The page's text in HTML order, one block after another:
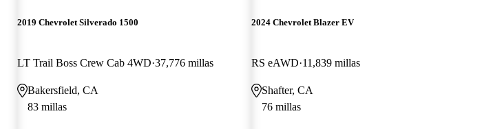
2019 Chevrolet Silverado 1500
LT Trail Boss Crew Cab 4WD 37,776 millas
Bakersfield, CA
83 millas
2024 Chevrolet Blazer EV
RS eAWD 11,839 millas
Shafter, CA
76 millas